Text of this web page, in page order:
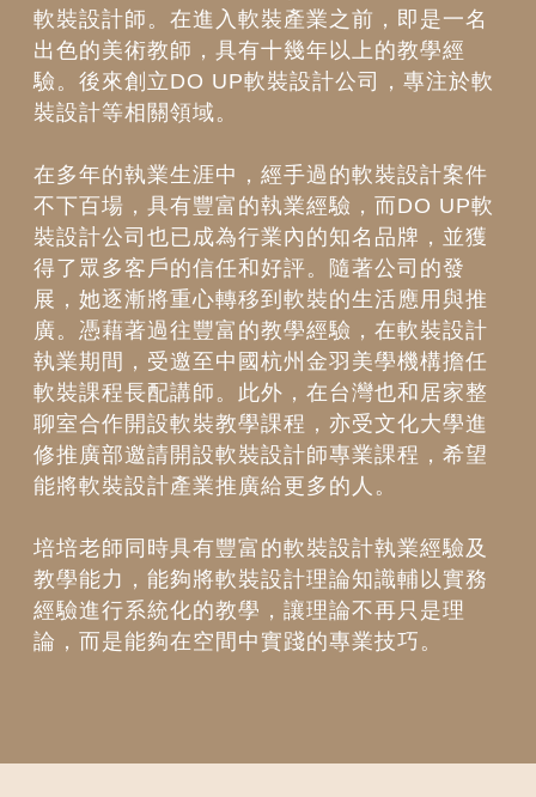
軟裝設計師。在進入軟裝產業之前，即是一名
出色的美術教師，具有十幾年以上的教學經
驗。後來創立DO UP軟裝設計公司，專注於軟
裝設計等相關領域。
在多年的執業生涯中，經手過的軟裝設計案件
不下百場，具有豐富的執業經驗，而DO UP軟
裝設計公司也已成為行業內的知名品牌，並獲
得了眾多客戶的信任和好評。隨著公司的發
展，她逐漸將重心轉移到軟裝的生活應用與推
廣。憑藉著過往豐富的教學經驗，在軟裝設計
執業期間，受邀至中國杭州金羽美學機構擔任
軟裝課程長配講師。此外，在台灣也和居家整
聊室合作開設軟裝教學課程，亦受文化大學進
修推廣部邀請開設軟裝設計師專業課程，希望
能將軟裝設計產業推廣給更多的人。
培培老師同時具有豐富的軟裝設計執業經驗及
教學能力，能夠將軟裝設計理論知識輔以實務
經驗進行系統化的教學，讓理論不再只是理
論，而是能夠在空間中實踐的專業技巧。